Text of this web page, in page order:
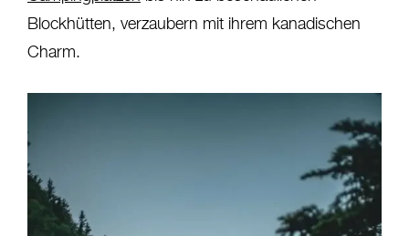
Blockhütten, verzaubern mit ihrem kanadischen
Charm.